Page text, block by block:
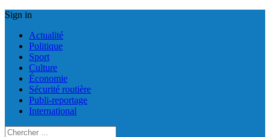
Sign in
Actualité
Politique
Sport
Culture
Économie
Sécurité routière
Publi-reportage
International